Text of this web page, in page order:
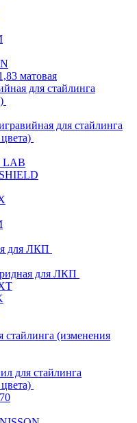
матовая
для стайлинга
для стайлинга
LAB
для ЛКП
для ЛКП
стайлинга (изменения
для стайлинга